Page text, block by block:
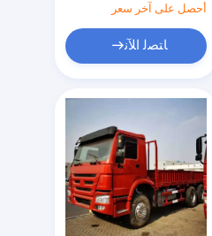
أحصل على آخر سعر
ﺎﺘﺼﻟ ﺍﻶﻧ